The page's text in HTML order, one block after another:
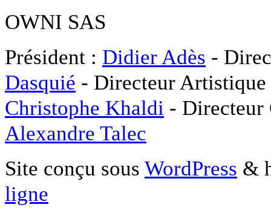
OWNI SAS
Président : Didier Adès -
Dasquié - Directeur
Christophe Khaldi -
Alexandre Talec
Site conçu sous WordPress &
ligne